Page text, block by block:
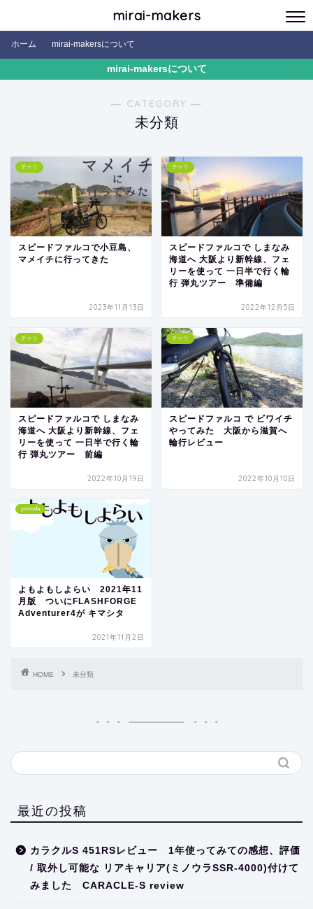
mirai-makers
ホーム mirai-makersについて
mirai-makersについて
― CATEGORY ―
未分類
チャリ
スピードファルコで小豆島、
マメイチに行ってきた
2023年11月13日
チャリ
スピードファルコで しまなみ
海道へ 大阪より新幹線、フェ
リーを使って 一日半で行く輪
行 弾丸ツアー 準備編
2022年12月5日
チャリ
スピードファルコで しまなみ
海道へ 大阪より新幹線、フェ
リーを使って 一日半で行く輪
行 弾丸ツアー 前編
2022年10月19日
チャリ
スピードファルコ で ビワイチ
やってみた 大阪から滋賀へ
輪行レビュー
2022年10月10日
yomoda
よもよもしよらい 2021年11
月版 ついにFLASHFORGE
Adventurer4が キマシタ
2021年11月2日
HOME 未分類
最近の投稿
カラクルS 451RSレビュー 1年使ってみての感想、評価
/ 取外し可能な リアキャリア(ミノウラSSR-4000)付けて
みました CARACLE-S review